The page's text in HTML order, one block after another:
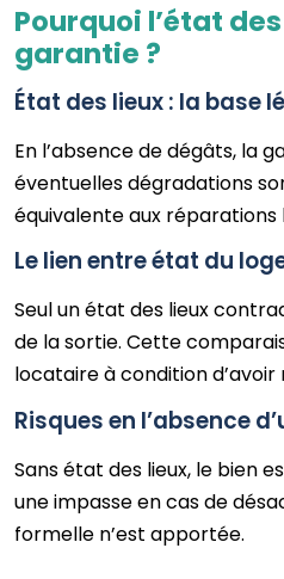
Pourquoi l’état
garantie ?
État des lieux : la base
En l’absence de dégâts, la
éventuelles dégradations
équivalente aux réparations
Le lien entre état du
Seul un état des lieux
de la sortie. Cette
locataire à condition d’avoir
Risques en l’absence
Sans état des lieux, le bien
une impasse en cas de
formelle n’est apportée.